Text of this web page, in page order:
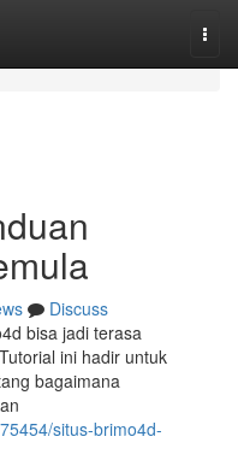
Discuss
bisa jadi terasa
ini hadir untuk
bagaimana
situs-brimo4d-